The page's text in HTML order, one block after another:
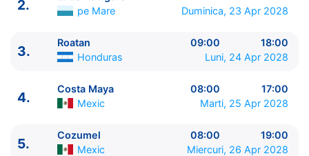
2.
pe Mare
Duminica, 23 Apr 2028
3.
Roatan 09:00
18:00
Honduras
Luni, 24 Apr 2028
4.
Costa Maya 08:00
17:00
Mexic
Marti, 25 Apr 2028
5.
Cozumel 08:00
19:00
Mexic
Miercuri, 26 Apr 2028